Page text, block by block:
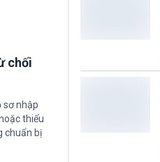
chối
sơ nhập
thiếu
chuẩn bị